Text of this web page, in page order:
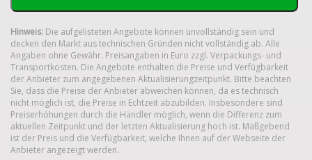
Hinweis: Die aufgelisteten Angebote können unvollständig sein und
decken den Markt aus technischen Gründen nicht vollständig ab. Alle
Angaben ohne Gewähr. Preisangaben in Euro zzgl. Verpackungs- und
Transportkosten. Die Angebote enthalten die Preise und Verfügbarkeit
der Anbieter zum angegebenen Aktualisierungzeitpunkt. Bitte beachten
Sie, dass die Preise der Anbieter abweichen können, da es technisch
nicht möglich ist, die Preise in Echtzeit abzubilden. Insbesondere sind
Preiserhöhungen durch die Händler möglich, wenn die Differenz zum
aktuellen Zeitpunkt und der letzten Aktualisierung hoch ist. Maßgebend
ist der Preis und die Verfügbarkeit, welche Ihnen auf der Webseite der
Anbieter angezeigt werden.